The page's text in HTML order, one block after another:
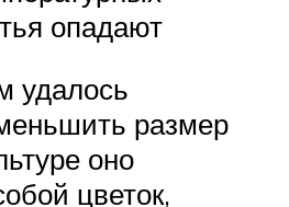
опадают
удалось
размер
оно
цветок,